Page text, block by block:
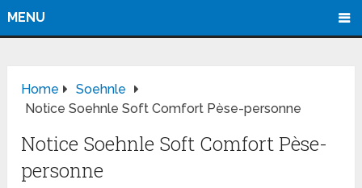
MENU
Home
Soehnle
Notice Soehnle Soft Comfort Pèse-personne
Notice Soehnle Soft Comfort Pèse-
personne